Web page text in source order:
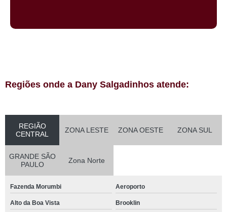
Regiões onde a Dany Salgadinhos atende:
REGIÃO
CENTRAL
ZONA LESTE ZONA OESTE ZONA SUL
GRANDE SÃO
PAULO
Zona Norte
Fazenda Morumbi Aeroporto
Alto da Boa Vista Brooklin